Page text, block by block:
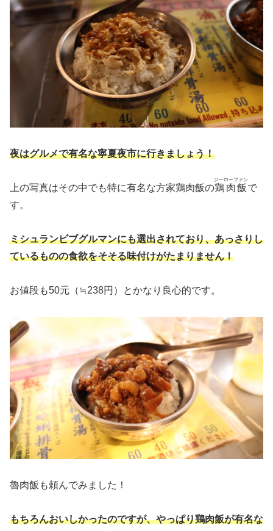
夜はグルメで有名な寧夏夜市に行きましょう！
上の写真はその中でも特に有名な方家鶏肉飯の鶏肉飯
ジーローファン
で
す。
ミシュランビブグルマンにも選出されており、あっさりし
ているものの食欲をそそる味付けがたまりません！
お値段も50元（≒238円）とかなり良心的です。
魯肉飯も頼んでみました！
もちろんおいしかったのですが、やっぱり鶏肉飯が有名な